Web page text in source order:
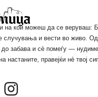
на кои можеш да се веруваш:
случувања и вести во живо.
до забава и сè помеѓу —
настаните, правејќи нè твој